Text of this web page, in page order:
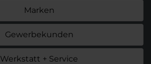
Marken
Gewerbekunden
Werkstatt + Service